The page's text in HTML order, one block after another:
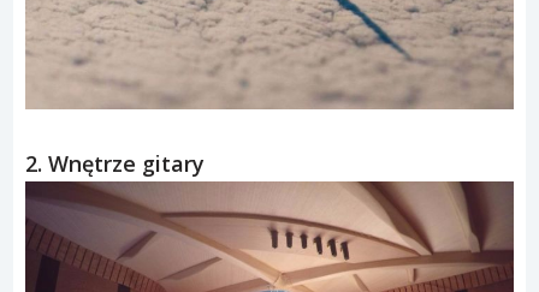
2. Wnętrze gitary